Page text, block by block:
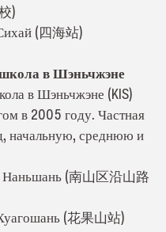
)
(四海站)
в Шэньчжэне
в Шэньчжэне (KIS)
в 2005 году. Частная
начальную, среднюю и
Наньшань (南山区沿山路
(花果山站)